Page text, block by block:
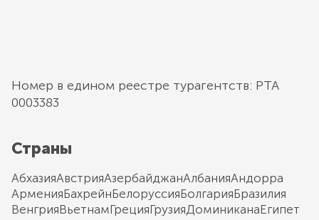
Номер в едином реестре турагентств: РТА
0003383
Страны
АбхазияАвстрияАзербайджанАлбанияАндорра
АрменияБахрейнБелоруссияБолгарияБразилия
ВенгрияВьетнамГрецияГрузияДоминиканаЕгипет